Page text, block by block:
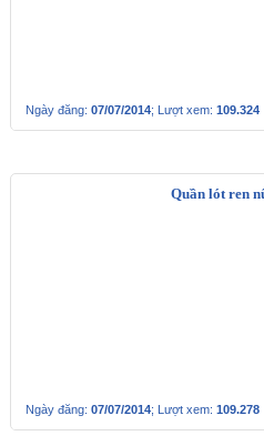
Ngày đăng: 07/07/2014; Lượt xem: 109.324
Quần lót ren
Ngày đăng: 07/07/2014; Lượt xem: 109.278